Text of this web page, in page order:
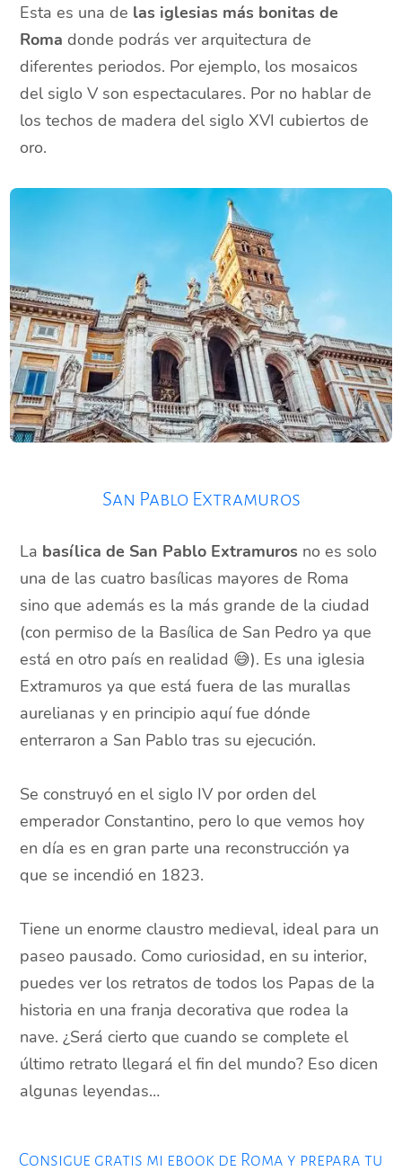
Esta es una de las iglesias más bonitas de
Roma donde podrás ver arquitectura de
diferentes periodos. Por ejemplo, los mosaicos
del siglo V son espectaculares. Por no hablar de
los techos de madera del siglo XVI cubiertos de
oro.
San Pablo Extramuros
La basílica de San Pablo Extramuros no es solo
una de las cuatro basílicas mayores de Roma
sino que además es la más grande de la ciudad
(con permiso de la Basílica de San Pedro ya que
está en otro país en realidad 😅). Es una iglesia
Extramuros ya que está fuera de las murallas
aurelianas y en principio aquí fue dónde
enterraron a San Pablo tras su ejecución.
Se construyó en el siglo IV por orden del
emperador Constantino, pero lo que vemos hoy
en día es en gran parte una reconstrucción ya
que se incendió en 1823.
Tiene un enorme claustro medieval, ideal para un
paseo pausado. Como curiosidad, en su interior,
puedes ver los retratos de todos los Papas de la
historia en una franja decorativa que rodea la
nave. ¿Será cierto que cuando se complete el
último retrato llegará el fin del mundo? Eso dicen
algunas leyendas…
Consigue gratis mi ebook de Roma y prepara tu